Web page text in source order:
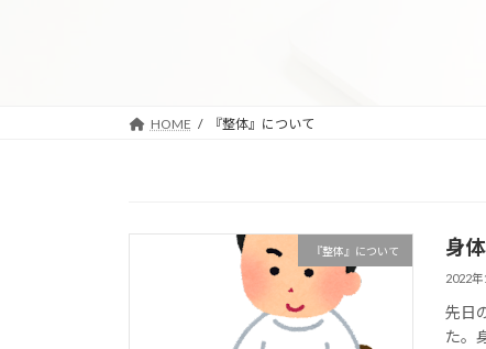
HOME 『整体』について
『整体』について 身
2022
先日
た。